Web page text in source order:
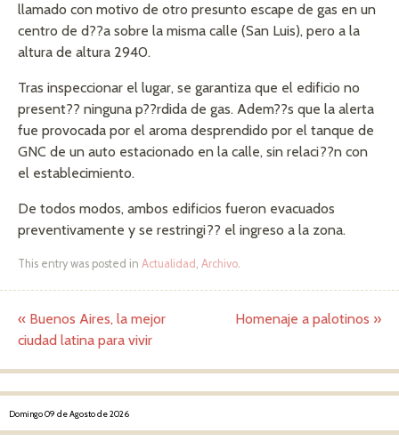
llamado con motivo de otro presunto escape de gas en un
centro de d??a sobre la misma calle (San Luis), pero a la
altura de altura 2940.
Tras inspeccionar el lugar, se garantiza que el edificio no
present?? ninguna p??rdida de gas. Adem??s que la alerta
fue provocada por el aroma desprendido por el tanque de
GNC de un auto estacionado en la calle, sin relaci??n con
el establecimiento.
De todos modos, ambos edificios fueron evacuados
preventivamente y se restringi?? el ingreso a la zona.
This entry was posted in Actualidad , Archivo.
Post navigation
« Buenos Aires, la mejor
ciudad latina para vivir
Homenaje a palotinos »
Domingo 09 de Agosto de 2026